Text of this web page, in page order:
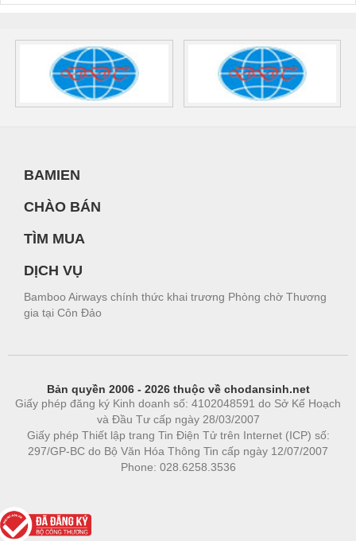
BAMIEN
CHÀO BÁN
TÌM MUA
DỊCH VỤ
Bamboo Airways chính thức khai trương Phòng chờ Thương
gia tại Côn Đảo
Bản quyền 2006 - 2026 thuộc về chodansinh.net
Giấy phép đăng ký Kinh doanh số: 4102048591 do Sở Kế Hoạch
và Đầu Tư cấp ngày 28/03/2007
Giấy phép Thiết lập trang Tin Điện Tử trên Internet (ICP) số:
297/GP-BC do Bộ Văn Hóa Thông Tin cấp ngày 12/07/2007
Phone: 028.6258.3536